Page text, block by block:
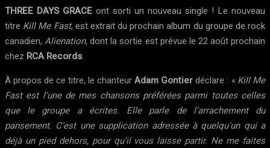
THREE DAYS GRACE ont sorti un nouveau single ! Le nouveau
titre Kill Me Fast, est extrait du prochain album du groupe de rock
canadien,Alienation, dont la sortie est prévue le 22 août prochain
chez RCA Records.
À propos de ce titre, le chanteurAdam Gontierdéclare : « Kill Me
Fast est l’une de mes chansons préférées parmi toutes celles
que le groupe a écrites. Elle parle de l’arrachement du
pansement. C’est une supplication adressée à quelqu’un qui a
déjà un pied dehors, pour qu’il vous laisse partir. Ne me faites